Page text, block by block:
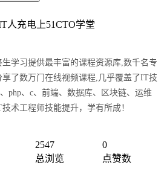
人充电上51CTO学堂
学习提供最丰富的课程资源库,数千名专
了数万门在线视频课程,几乎覆盖了IT技
php、c、前端、数据库、区块链、运维
术工程师技能提升，学有所成！
2547
总浏览
0
点赞数